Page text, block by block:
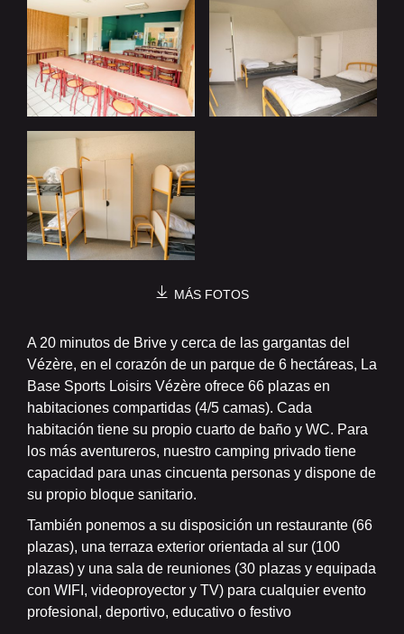
MÁS FOTOS
A 20 minutos de Brive y cerca de las gargantas del
Vézère, en el corazón de un parque de 6 hectáreas, La
Base Sports Loisirs Vézère ofrece 66 plazas en
habitaciones compartidas (4/5 camas). Cada
habitación tiene su propio cuarto de baño y WC. Para
los más aventureros, nuestro camping privado tiene
capacidad para unas cincuenta personas y dispone de
su propio bloque sanitario.
También ponemos a su disposición un restaurante (66
plazas), una terraza exterior orientada al sur (100
plazas) y una sala de reuniones (30 plazas y equipada
con WIFI, videoproyector y TV) para cualquier evento
profesional, deportivo, educativo o festivo